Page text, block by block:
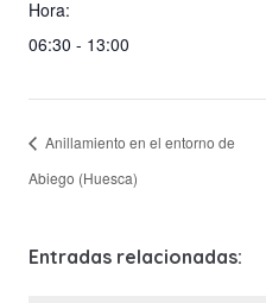
Hora:
06:30 - 13:00
Anillamiento en el entorno de
Abiego (Huesca)
Entradas relacionadas: